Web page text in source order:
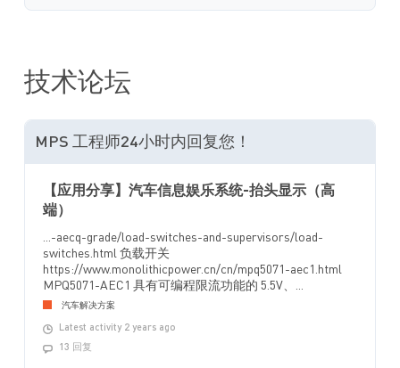
技术论坛
MPS 工程师24小时内回复您！
【应用分享】汽车信息娱乐系统-抬头显示（高
端）
...-aecq-grade/load-switches-and-supervisors/load-
switches.html 负载开关
https://www.monolithicpower.cn/cn/mpq5071-aec1.html
MPQ5071-AEC1 具有可编程限流功能的 5.5V、...
汽车解决方案
Latest activity 2 years ago
13 回复